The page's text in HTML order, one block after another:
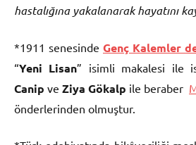
hastalığına yakalanarak hayatını
*1911 senesinde Genç Kalemler
“Yeni Lisan” isimli makalesi ile
Canip ve Ziya Gökalp ile beraber
önderlerinden olmuştur.